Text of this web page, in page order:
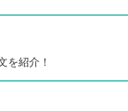
を紹介！